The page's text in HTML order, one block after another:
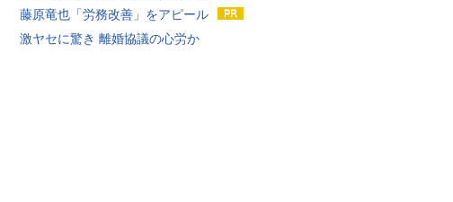
藤原竜也「労務改善」をアピール
激ヤセに驚き 離婚協議の心労か